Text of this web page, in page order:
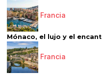
Francia
Mónaco, el lujo y el
Francia